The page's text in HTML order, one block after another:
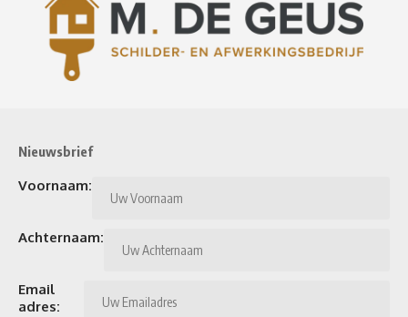
Nieuwsbrief
Voornaam:
Achternaam:
Email
adres: